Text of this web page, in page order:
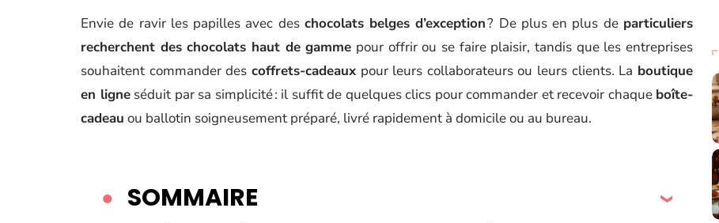
Envie de ravir les papilles avec des chocolats belges d’exception? De plus en plus de particuliers
recherchent des chocolats haut de gamme pour offrir ou se faire plaisir, tandis que les entreprises
souhaitent commander des coffrets-cadeauxpour leurs collaborateurs ou leurs clients. La boutique
en ligneséduit par sa simplicité : il suffit de quelques clics pour commander et recevoir chaque boîte-
cadeau ou ballotin soigneusement préparé, livré rapidement à domicile ou au bureau.
SOMMAIRE